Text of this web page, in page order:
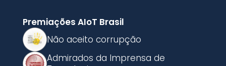
Premiações AIoT Brasil
Não aceito corrupção
Admirados da Imprensa de